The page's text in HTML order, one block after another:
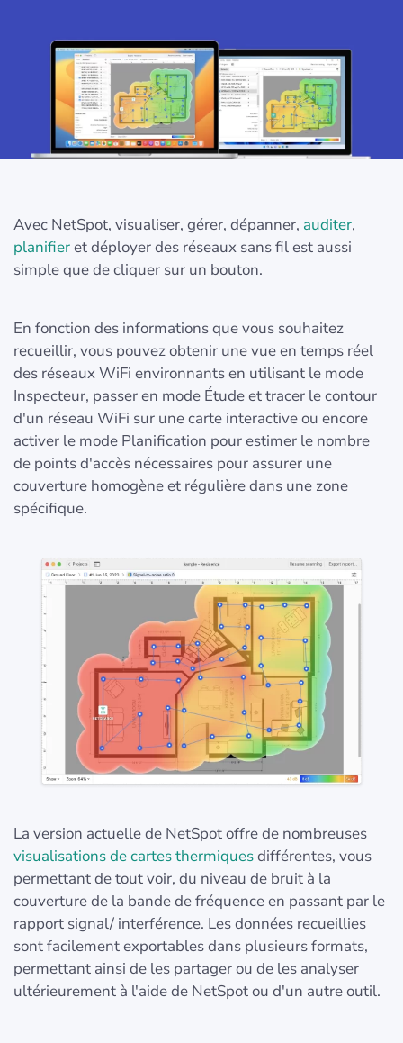
Avec NetSpot, visualiser, gérer, dépanner, auditer,
planifieret déployer des réseaux sans fil est aussi
simple que de cliquer sur un bouton.
En fonction des informations que vous souhaitez
recueillir, vous pouvez obtenir une vue en temps réel
des réseaux WiFi environnants en utilisant le mode
Inspecteur, passer en mode Étude et tracer le contour
d'un réseau WiFi sur une carte interactive ou encore
activer le mode Planification pour estimer le nombre
de points d'accès nécessaires pour assurer une
couverture homogène et régulière dans une zone
spécifique.
La version actuelle de NetSpot offre de nombreuses
visualisations de cartes thermiquesdifférentes, vous
permettant de tout voir, du niveau de bruit à la
couverture de la bande de fréquence en passant par le
rapport signal/ interférence. Les données recueillies
sont facilement exportables dans plusieurs formats,
permettant ainsi de les partager ou de les analyser
ultérieurement à l'aide de NetSpot ou d'un autre outil.